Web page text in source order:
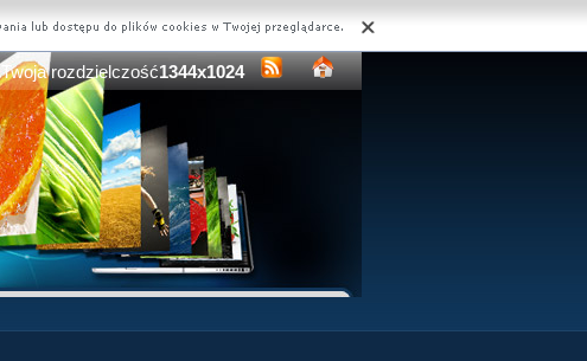
Twoja rozdzielczość1344x1024